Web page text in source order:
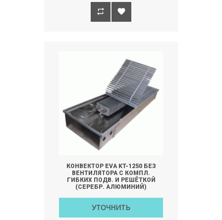
КОНВЕКТОР EVA KT-1250 БЕЗ
ВЕНТИЛЯТОРА С КОМПЛ.
ГИБКИХ ПОДВ. И РЕШЁТКОЙ
(СЕРЕБР. АЛЮМИНИЙ)
УТОЧНИТЬ